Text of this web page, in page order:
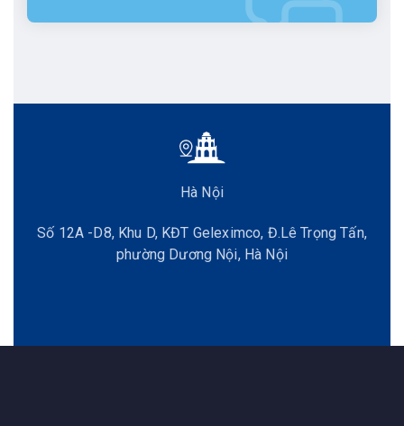
Hà Nội
Số 12A -D8, Khu D, KĐT Geleximco, Đ.Lê Trọng Tấn,
phường Dương Nội, Hà Nội